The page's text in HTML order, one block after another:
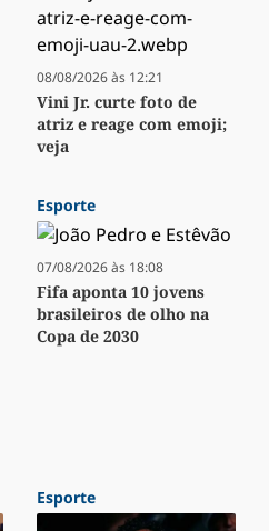
08/08/2026 às 12:21
Vini Jr. curte foto de
atriz e reage com emoji;
veja
Esporte
07/08/2026 às 18:08
Fifa aponta 10 jovens
brasileiros de olho na
Copa de 2030
Esporte